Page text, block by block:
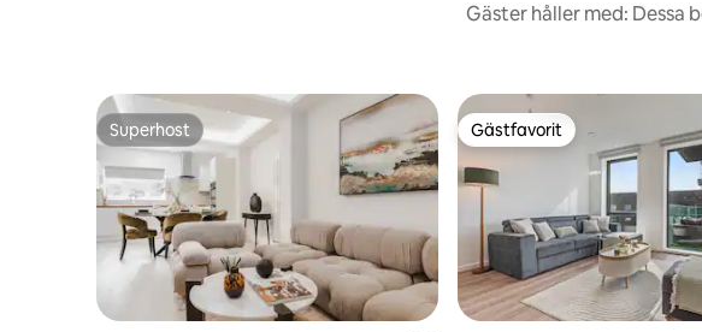
Gäster håller med: Dessa
Superhost
Superhost Gästfavorit
Gästfavorit